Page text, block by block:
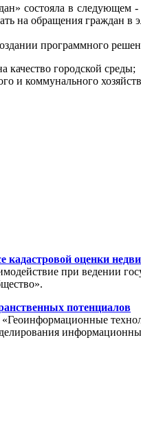
состояла в
на обращения граждан в
программного
городской среды;
и коммунального
кадастровой оценки
при ведении
потенциалов